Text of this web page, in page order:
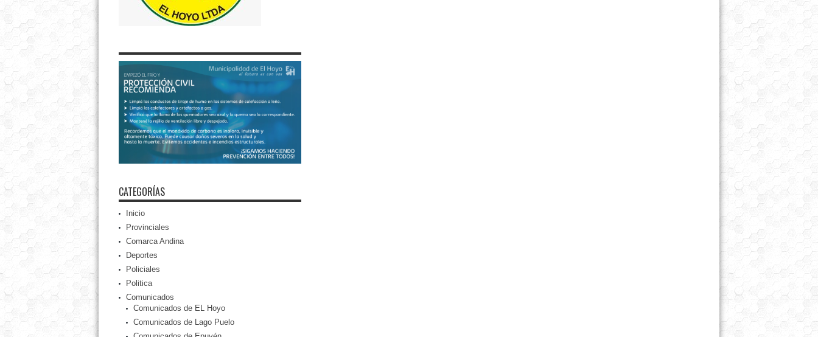
CATEGORÍAS
Inicio
Provinciales
Comarca Andina
Deportes
Policiales
Politica
Comunicados
Comunicados de EL Hoyo
Comunicados de Lago Puelo